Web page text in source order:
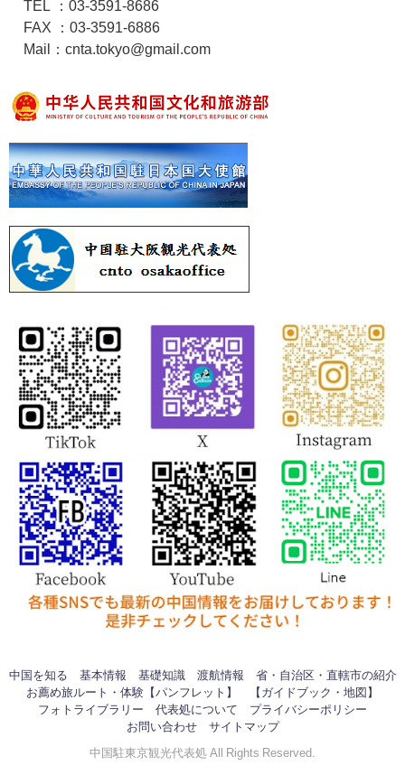
TEL ：03-3591-8686
FAX ：03-3591-6886
Mail：cnta.tokyo@gmail.com
中国を知る 基本情報 基礎知識 渡航情報
省・自治区・直轄市の紹介
お薦め旅ルート・体験【パンフレット】
【ガイドブック・地図】
フォトライブラリー
代表処について
プライバシーポリシー
お問い合わせ
サイトマップ
中国駐東京観光代表処 All Rights Reserved.